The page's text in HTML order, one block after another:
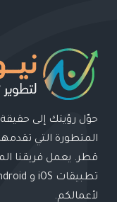
حوّل رؤيتك إلى
المتطورة التي
قطر. يعمل فريقنا
لأعمالكم.